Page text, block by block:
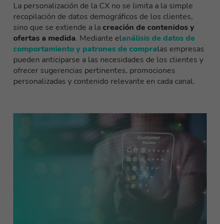
La personalización de la CX no se limita a la simple
recopilación de datos demográficos de los clientes,
sino que se extiende a lacreación de contenidos y
ofertas a medida. Mediante elanálisis de datos de
comportamiento y patrones de compralas empresas
pueden anticiparse a las necesidades de los clientes y
ofrecer sugerencias pertinentes, promociones
personalizadas y contenido relevante en cada canal.